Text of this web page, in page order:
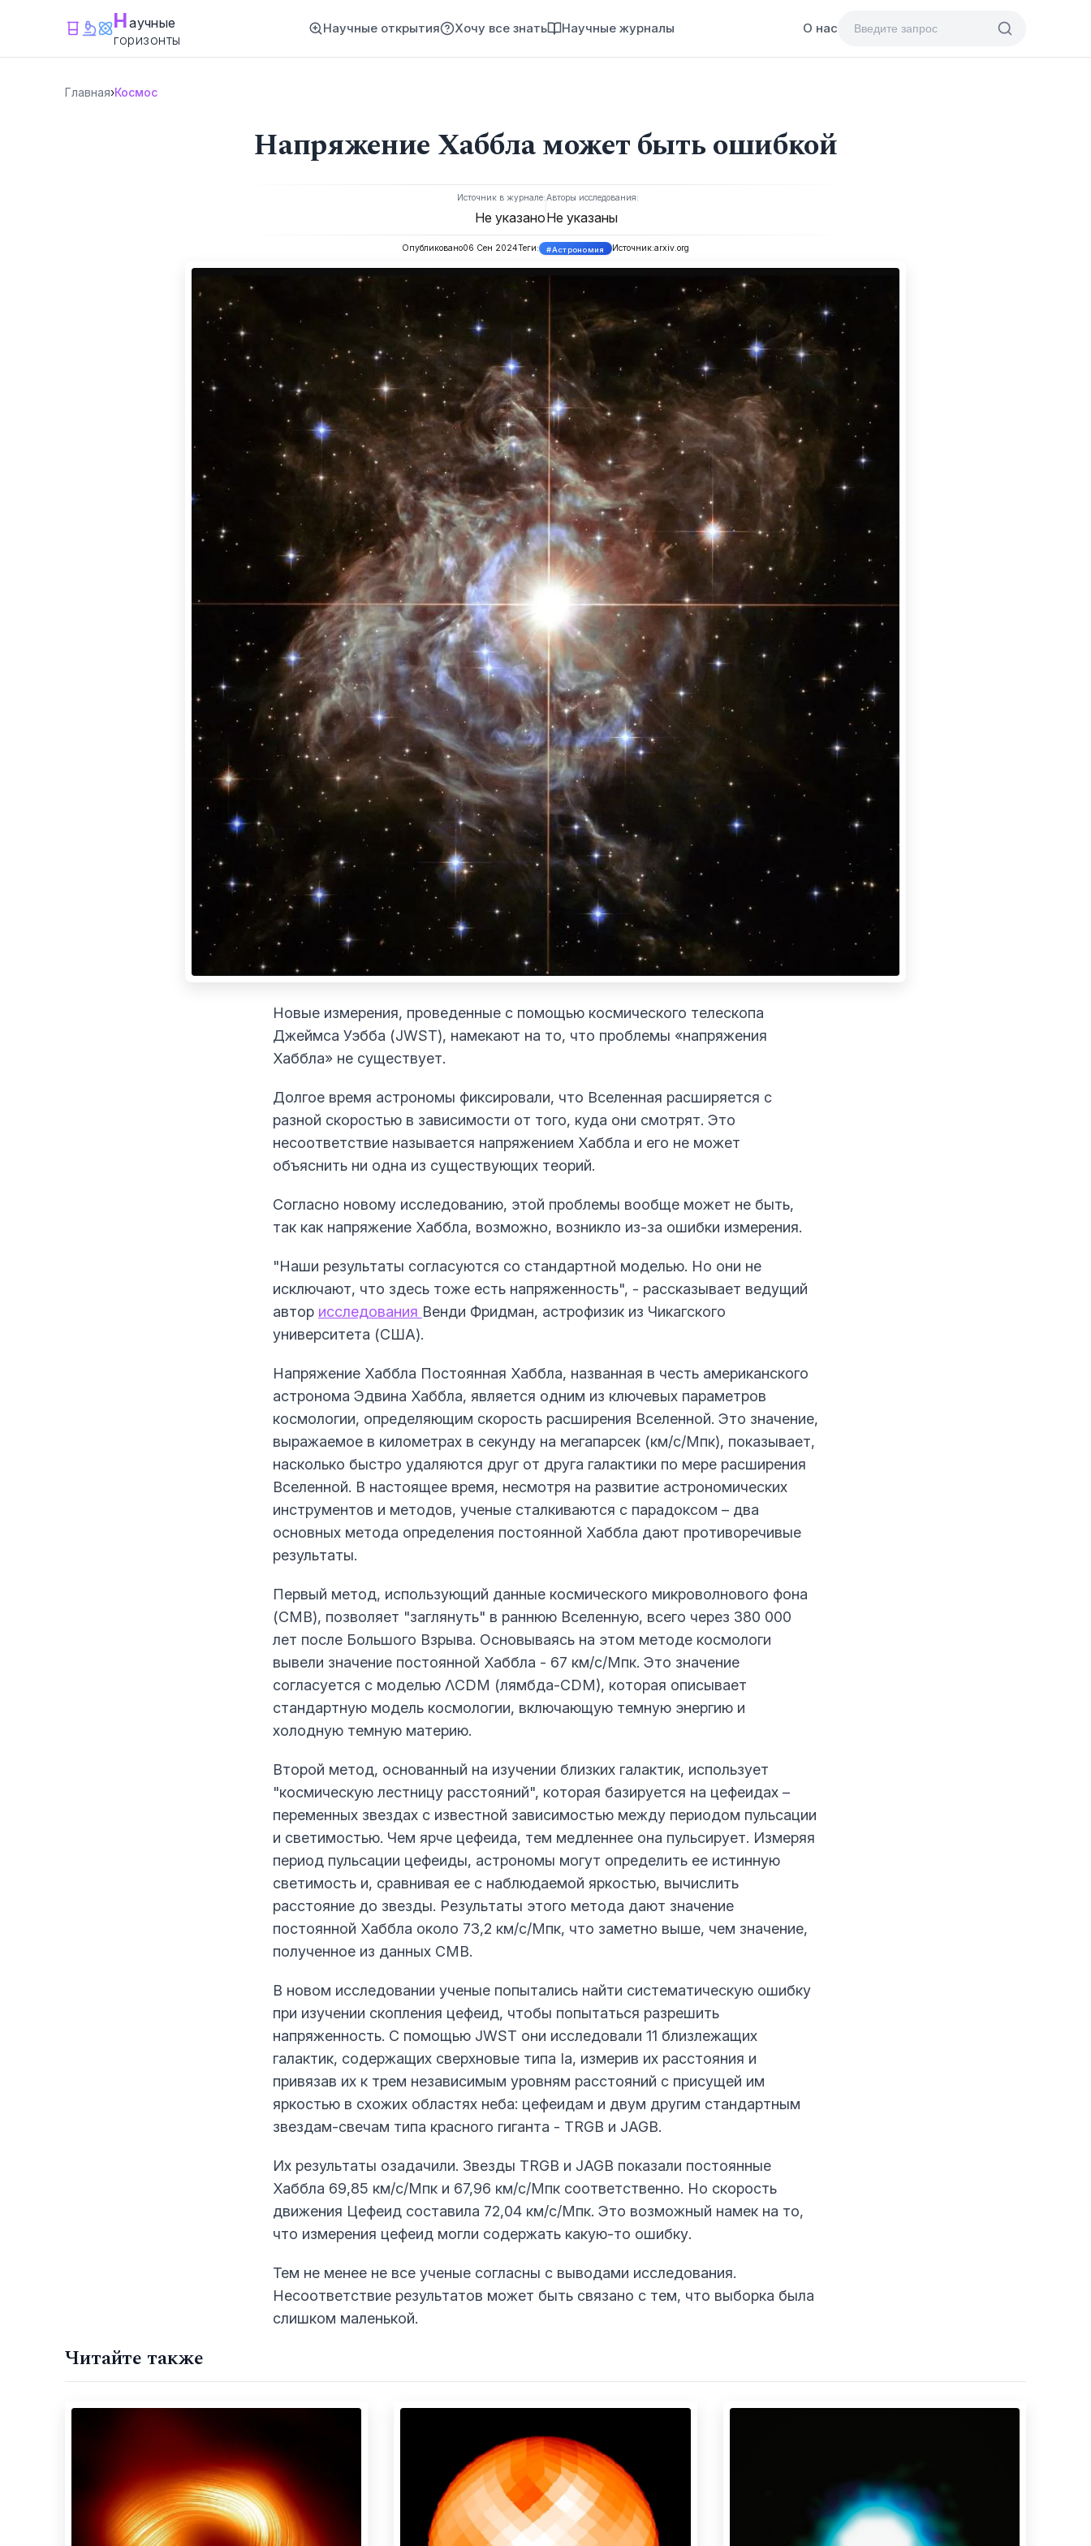
Научные
горизонты
Научные открытия Хочу все знать Научные журналы О нас
Главная›Космос
Напряжение Хаббла может быть ошибкой
Источник в журнале:
Не указано
Авторы исследования:
Не указаны
Опубликовано06 Сен 2024Теги: #Астрономия Источник:arxiv.org
Новые измерения, проведенные с помощью космического телескопа
Джеймса Уэбба (JWST), намекают на то, что проблемы «напряжения
Хаббла» не существует.
Долгое время астрономы фиксировали, что Вселенная расширяется с
разной скоростью в зависимости от того, куда они смотрят. Это
несоответствие называется напряжением Хаббла и его не может
объяснить ни одна из существующих теорий.
Согласно новому исследованию, этой проблемы вообще может не быть,
так как напряжение Хаббла, возможно, возникло из-за ошибки измерения.
"Наши результаты согласуются со стандартной моделью. Но они не
исключают, что здесь тоже есть напряженность", - рассказывает ведущий
автор исследования Венди Фридман, астрофизик из Чикагского
университета (США).
Напряжение Хаббла Постоянная Хаббла, названная в честь американского
астронома Эдвина Хаббла, является одним из ключевых параметров
космологии, определяющим скорость расширения Вселенной. Это значение,
выражаемое в километрах в секунду на мегапарсек (км/с/Мпк), показывает,
насколько быстро удаляются друг от друга галактики по мере расширения
Вселенной. В настоящее время, несмотря на развитие астрономических
инструментов и методов, ученые сталкиваются с парадоксом – два
основных метода определения постоянной Хаббла дают противоречивые
результаты.
Первый метод, использующий данные космического микроволнового фона
(CMB), позволяет "заглянуть" в раннюю Вселенную, всего через 380 000
лет после Большого Взрыва. Основываясь на этом методе космологи
вывели значение постоянной Хаббла - 67 км/с/Мпк. Это значение
согласуется с моделью ΛCDM (лямбда-CDM), которая описывает
стандартную модель космологии, включающую темную энергию и
холодную темную материю.
Второй метод, основанный на изучении близких галактик, использует
"космическую лестницу расстояний", которая базируется на цефеидах –
переменных звездах с известной зависимостью между периодом пульсации
и светимостью. Чем ярче цефеида, тем медленнее она пульсирует. Измеряя
период пульсации цефеиды, астрономы могут определить ее истинную
светимость и, сравнивая ее с наблюдаемой яркостью, вычислить
расстояние до звезды. Результаты этого метода дают значение
постоянной Хаббла около 73,2 км/с/Мпк, что заметно выше, чем значение,
полученное из данных CMB.
В новом исследовании ученые попытались найти систематическую ошибку
при изучении скопления цефеид, чтобы попытаться разрешить
напряженность. С помощью JWST они исследовали 11 близлежащих
галактик, содержащих сверхновые типа Ia, измерив их расстояния и
привязав их к трем независимым уровням расстояний с присущей им
яркостью в схожих областях неба: цефеидам и двум другим стандартным
звездам-свечам типа красного гиганта - TRGB и JAGB.
Их результаты озадачили. Звезды TRGB и JAGB показали постоянные
Хаббла 69,85 км/с/Мпк и 67,96 км/с/Мпк соответственно. Но скорость
движения Цефеид составила 72,04 км/с/Мпк. Это возможный намек на то,
что измерения цефеид могли содержать какую-то ошибку.
Тем не менее не все ученые согласны с выводами исследования.
Несоответствие результатов может быть связано с тем, что выборка была
слишком маленькой.
Читайте также